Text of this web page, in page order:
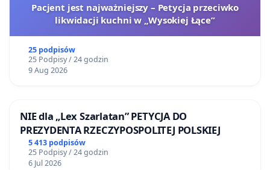
Pacjent jest najważniejszy – Petycja przeciwko
likwidacji kuchni w „Wysokiej Łące”
25 podpisów
25 Podpisy / 24 godzin
9 Aug 2026
NIE dla „Lex Szarlatan” PETYCJA DO
PREZYDENTA RZECZYPOSPOLITEJ POLSKIEJ
5 413 podpisów
25 Podpisy / 24 godzin
6 Jul 2026